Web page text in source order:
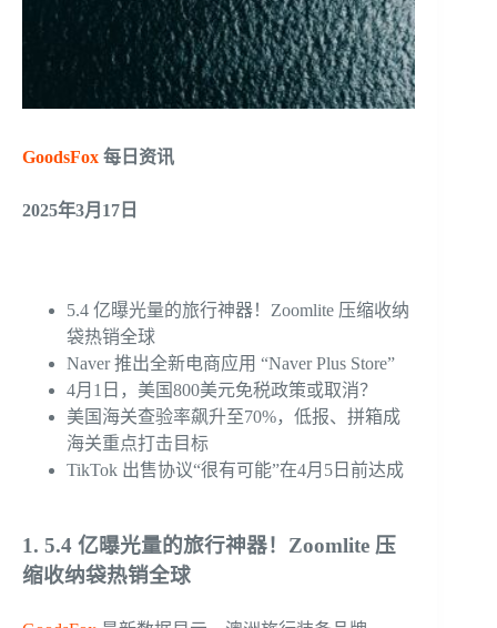
GoodsFox 每日资讯
2025年3月17日
5.4 亿曝光量的旅行神器！Zoomlite 压缩收纳
袋热销全球
Naver 推出全新电商应用 “Naver Plus Store”
4月1日，美国800美元免税政策或取消？
美国海关查验率飙升至70%，低报、拼箱成
海关重点打击目标
TikTok 出售协议“很有可能”在4月5日前达成
1. 5.4 亿曝光量的旅行神器！Zoomlite 压
缩收纳袋热销全球